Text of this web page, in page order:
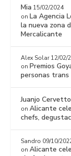
Mia 15/02/2024
onLa Agencia
la nueva zona
Mercalicante
Alex Solar 12/02/
onPremios
personas trans
Juanjo Cervetto
onAlicante
chefs,
Sandro 09/10/
onAlicante